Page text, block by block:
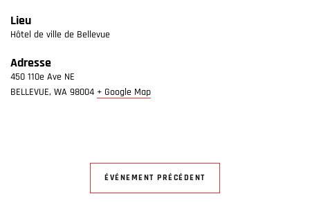
Lieu
Hôtel de ville de Bellevue
Adresse
450 110e Ave NE
BELLEVUE, WA 98004 + Google Map
ÉVÉNEMENT PRÉCÉDENT